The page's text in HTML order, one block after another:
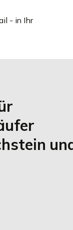
- in Ihr